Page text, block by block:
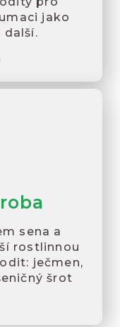
jako
další.
sena a
rostlinnou
ječmen,
šrot